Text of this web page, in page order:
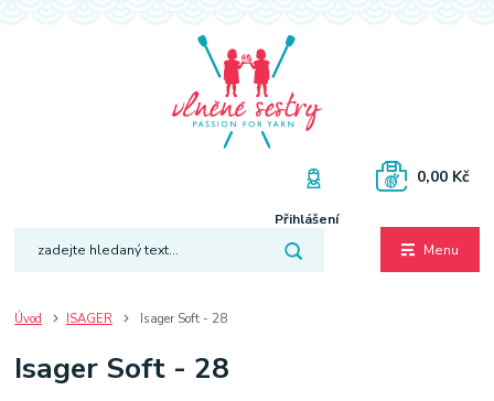
Menu
Přihlášení
0,00 Kč
Úvod ISAGER Isager Soft - 28
Isager Soft - 28